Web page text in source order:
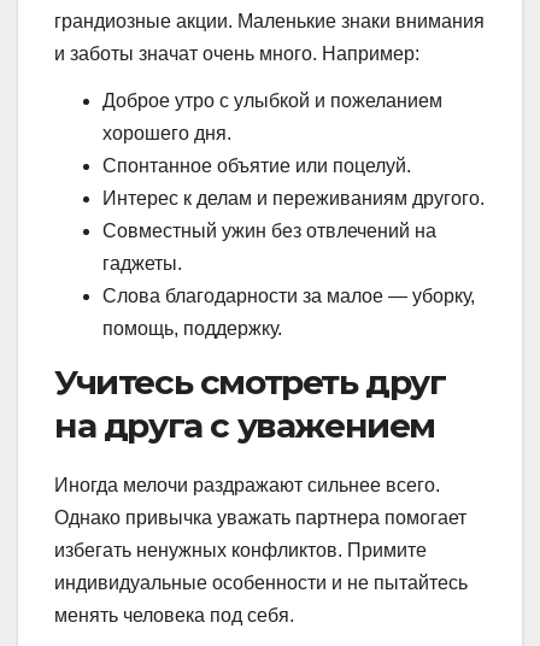
грандиозные акции. Маленькие знаки внимания
и заботы значат очень много. Например:
Доброе утро с улыбкой и пожеланием
хорошего дня.
Спонтанное объятие или поцелуй.
Интерес к делам и переживаниям другого.
Совместный ужин без отвлечений на
гаджеты.
Слова благодарности за малое — уборку,
помощь, поддержку.
Учитесь смотреть друг
на друга с уважением
Иногда мелочи раздражают сильнее всего.
Однако привычка уважать партнера помогает
избегать ненужных конфликтов. Примите
индивидуальные особенности и не пытайтесь
менять человека под себя.